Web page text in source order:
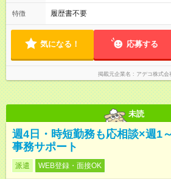
特徴 履歴書不要
気になる！ 応募する
掲載元企業名 アデコ株式会
未読
週4日・時短勤務も応相談×週1
事務サポート
派遣 WEB登録・面接OK